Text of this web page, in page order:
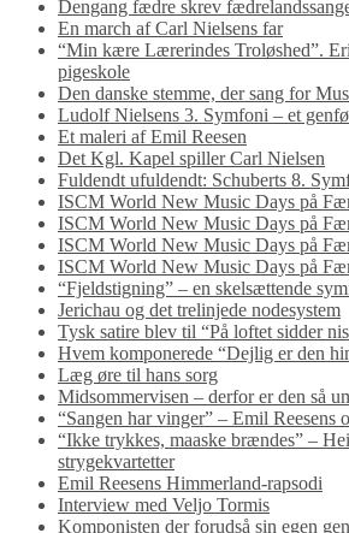
Dengang fædre skrev
En march af Carl Nielsens far
“Min kære Lærerindes Troløshed”.
pigeskole
Den danske stemme, der sang for
Ludolf Nielsens 3. Symfoni – et
Et maleri af Emil Reesen
Det Kgl. Kapel spiller Carl Nielsen
Fuldendt ufuldendt: Schuberts 8.
ISCM World New Music Days på
ISCM World New Music Days på
ISCM World New Music Days på
ISCM World New Music Days på
“Fjeldstigning” – en skelsættende
Jerichau og det trelinjede nodesystem
Tysk satire blev til “På loftet sidder
Hvem komponerede “Dejlig er den
Læg øre til hans sorg
Midsommervisen – derfor er den så
“Sangen har vinger” – Emil Reesens
“Ikke trykkes, maaske brændes” –
strygekvartetter
Emil Reesens Himmerland-rapsodi
Interview med Veljo Tormis
Komponisten der forudså sin egen